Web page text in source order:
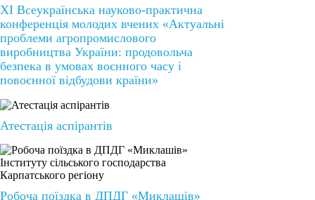
ХІ Всеукраїнська науково-практична
конференція молодих вчених «Актуальні
проблеми агропромислового
виробництва України: продовольча
безпека в умовах воєнного часу і
повоєнної відбудови країни»
Атестація аспірантів
Робоча поїздка в ДПДГ «Миклашів»